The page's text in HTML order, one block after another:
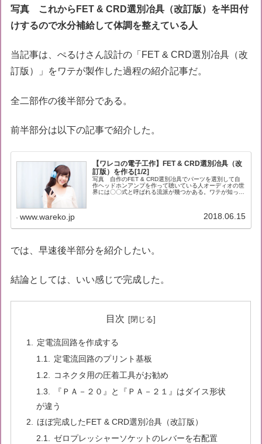
写真 これからFET & CRD選別冶具（改訂版）を半田付
けするので水分補給して体調を整えている人
当記事は、ぺるけさん設計の「FET & CRD選別冶具（改
訂版）」をワテが製作した過程の紹介記事だ。
全二部作の後半部分である。
前半部分は以下の記事で紹介した。
【ワレコの電子工作】FET & CRD選別冶具（改
訂版）を作る[1/2]
写真 自作のFET & CRD選別冶具でパーツを選別して自
作ヘッドホンアンプを作って聴いている人オーディオの世
界には〇〇式と呼ばれる流派が幾つかある。ワテが知って
www.wareko.jp 2018.06.15
では、早速後半部分を紹介したい。
結論としては、いい感じで完成した。
目次
定電流回路を作成する
定電流回路のプリント基板
コネクタ用の圧着工具がお勧め
『ＰＡ－２０』と『ＰＡ－２１』はダイス形状
が違う
ほぼ完成したFET & CRD選別冶具（改訂版）
ゼロプレッシャーソケットのレバーを右配置